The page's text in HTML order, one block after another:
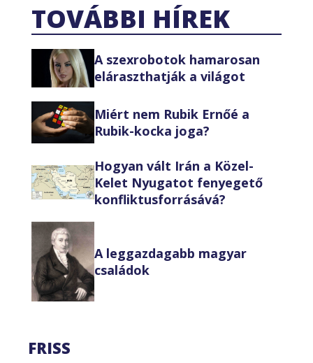
TOVÁBBI HÍREK
A szexrobotok hamarosan
eláraszthatják a világot
Miért nem Rubik Ernőé a
Rubik-kocka joga?
Hogyan vált Irán a Közel-
Kelet Nyugatot fenyegető
konfliktusforrásává?
A leggazdagabb magyar
családok
FRISS